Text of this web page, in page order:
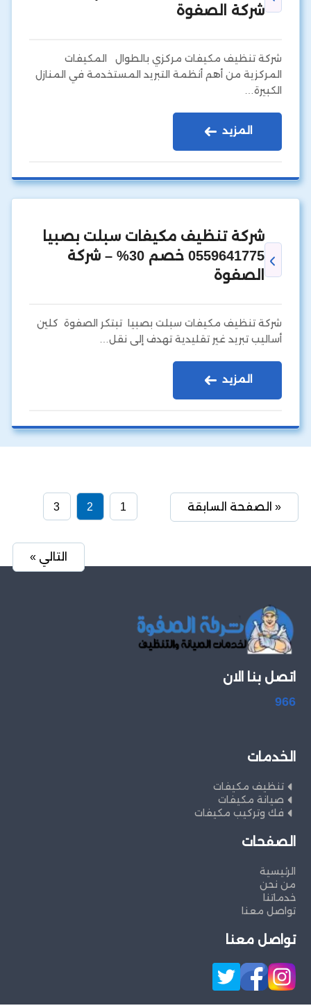
شركة الصفوة
شركة تنظيف مكيفات مركزي بالطوال المكيفات
المركزية من أهم أنظمة التبريد المستخدمة في المنازل
الكبيرة…
المزيد
شركة تنظيف مكيفات سبلت بصبيا
0559641775 خصم 30% – شركة
الصفوة
شركة تنظيف مكيفات سبلت بصبيا تبتكر الصفوة كلين
أساليب تبريد غير تقليدية تهدف إلى نقل…
المزيد
« الصفحة السابقة 1
2
3
التالي »
اتصل بنا الان
966
الخدمات
تنظيف مكيفات
صيانة مكيفات
فك وتركيب مكيفات
الصفحات
الرئيسية
من نحن
خدماتنا
تواصل معنا
تواصل معنا